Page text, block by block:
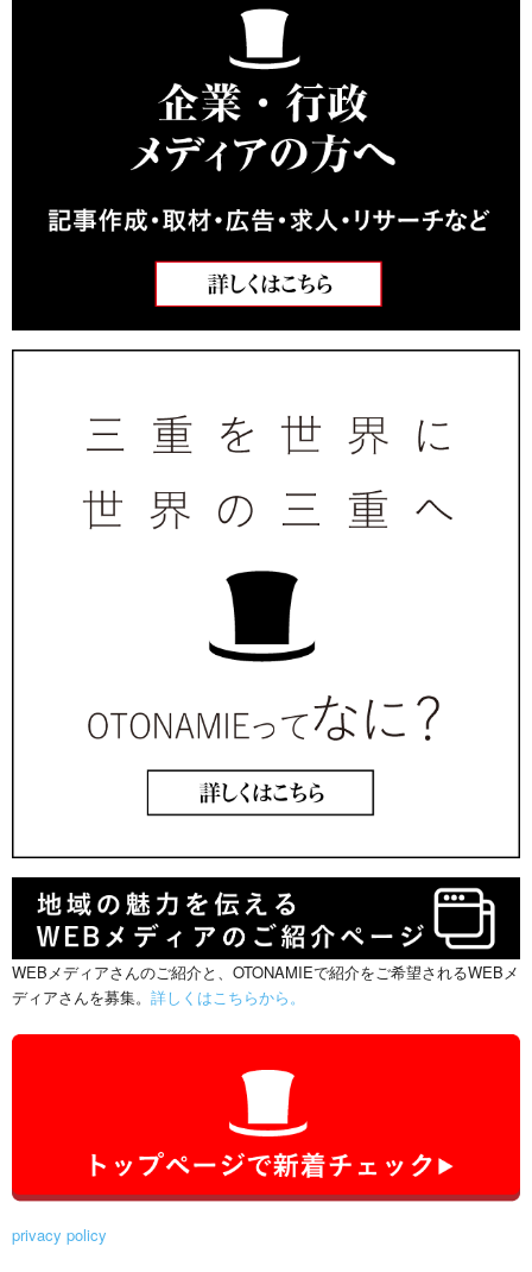
WEBメディアさんのご紹介と、OTONAMIEで紹介をご希望されるWEBメ
ディアさんを募集。 詳しくはこちらから。
privacy policy